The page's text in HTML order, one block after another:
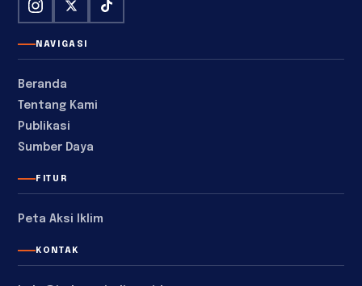
NAVIGASI
Beranda
Tentang Kami
Publikasi
Sumber Daya
FITUR
Peta Aksi Iklim
KONTAK